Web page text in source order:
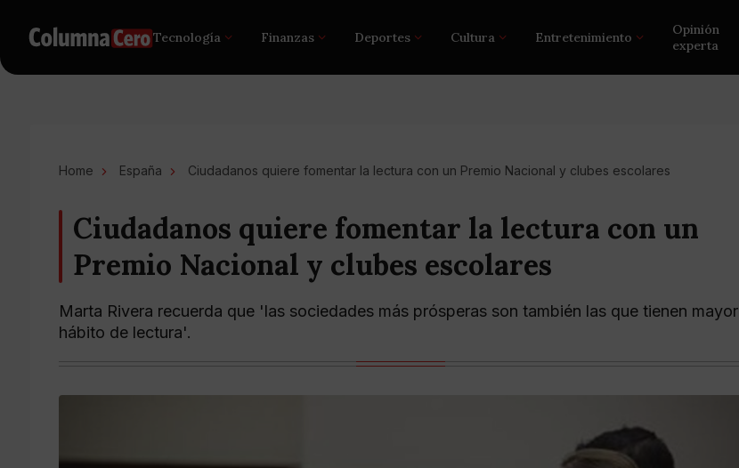
Tecnología Finanzas Deportes Cultura Entretenimiento
Opinión
experta
Home España Ciudadanos quiere fomentar la lectura con un Premio Nacional y clubes escolares
Ciudadanos quiere fomentar la lectura con un
Premio Nacional y clubes escolares
Marta Rivera recuerda que 'las sociedades más prósperas son también las que tienen mayor
hábito de lectura'.